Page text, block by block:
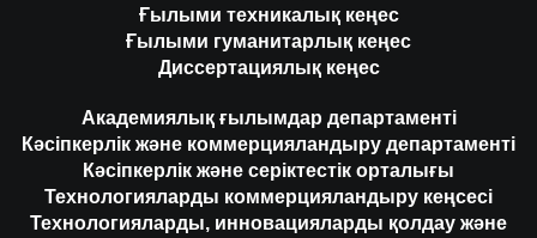
Ғылыми техникалық кеңес
Ғылыми гуманитарлық кеңес
Диссертациялық кеңес
Академиялық ғылымдар департаменті
Кәсіпкерлік және коммерцияландыру департаменті
Кәсіпкерлік және серіктестік орталығы
Технологияларды коммерцияландыру кеңсесі
Технологияларды, инновацияларды қолдау және